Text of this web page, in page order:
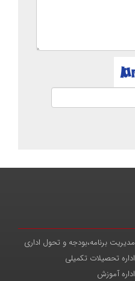
مدیریت برنامه،بودجه و تحول اداری
اداره تحصیلات تکمیلی
اداره آموزش